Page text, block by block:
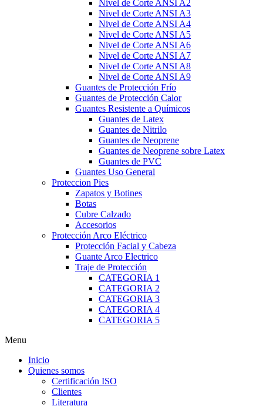
Nivel de Corte ANSI A2
Nivel de Corte ANSI A3
Nivel de Corte ANSI A4
Nivel de Corte ANSI A5
Nivel de Corte ANSI A6
Nivel de Corte ANSI A7
Nivel de Corte ANSI A8
Nivel de Corte ANSI A9
Guantes de Protección Frío
Guantes de Protección Calor
Guantes Resistente a Químicos
Guantes de Latex
Guantes de Nitrilo
Guantes de Neoprene
Guantes de Neoprene sobre Latex
Guantes de PVC
Guantes Uso General
Proteccion Pies
Zapatos y Botines
Botas
Cubre Calzado
Accesorios
Protección Arco Eléctrico
Protección Facial y Cabeza
Guante Arco Electrico
Traje de Protección
CATEGORIA 1
CATEGORIA 2
CATEGORIA 3
CATEGORIA 4
CATEGORIA 5
Menu
Inicio
Quienes somos
Certificación ISO
Clientes
Literatura